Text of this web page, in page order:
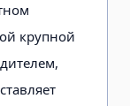
крупной